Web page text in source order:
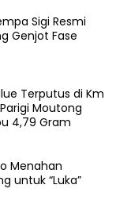
Sigi Resmi
Genjot Fase
Terputus di Km
Moutong
4,79 Gram
Menahan
untuk “Luka”